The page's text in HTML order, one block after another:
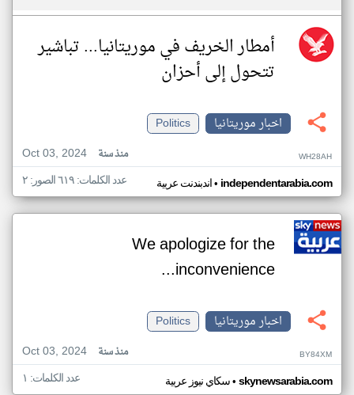
أمطار الخريف في موريتانيا... تباشير
تتحول إلى أحزان
اخبار موريتانيا
Politics
Oct 03, 2024
منذ سنة WH28AH
اندبندنت عربية• independentarabia.com عدد الكلمات: ٦١٩ الصور: ٢
We apologize for the
inconvenience...
اخبار موريتانيا
Politics
Oct 03, 2024
منذ سنة BY84XM
سكاي نيوز عربية• skynewsarabia.com عدد الكلمات: ١